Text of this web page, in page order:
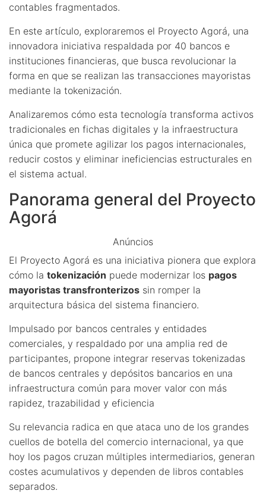
contables fragmentados.
En este artículo, exploraremos el Proyecto Agorá, una
innovadora iniciativa respaldada por 40 bancos e
instituciones financieras, que busca revolucionar la
forma en que se realizan las transacciones mayoristas
mediante la tokenización.
Analizaremos cómo esta tecnología transforma activos
tradicionales en fichas digitales y la infraestructura
única que promete agilizar los pagos internacionales,
reducir costos y eliminar ineficiencias estructurales en
el sistema actual.
Panorama general del Proyecto
Agorá
Anúncios
El Proyecto Agorá es una iniciativa pionera que explora
cómo la tokenización puede modernizar los pagos
mayoristas transfronterizos sin romper la
arquitectura básica del sistema financiero.
Impulsado por bancos centrales y entidades
comerciales, y respaldado por una amplia red de
participantes, propone integrar reservas tokenizadas
de bancos centrales y depósitos bancarios en una
infraestructura común para mover valor con más
rapidez, trazabilidad y eficiencia
Su relevancia radica en que ataca uno de los grandes
cuellos de botella del comercio internacional, ya que
hoy los pagos cruzan múltiples intermediarios, generan
costes acumulativos y dependen de libros contables
separados.